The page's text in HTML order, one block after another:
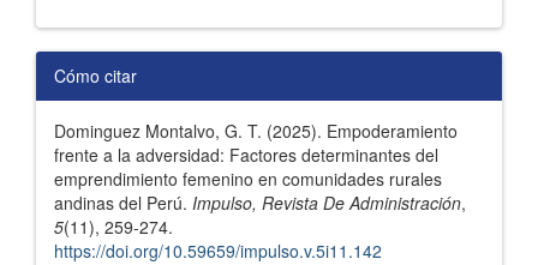
Detalles
del
artículo
Cómo citar
Dominguez Montalvo, G. T. (2025). Empoderamiento
frente a la adversidad: Factores determinantes del
emprendimiento femenino en comunidades rurales
andinas del Perú. Impulso, Revista De Administración,
5(11), 259-274.
https://doi.org/10.59659/impulso.v.5i11.142